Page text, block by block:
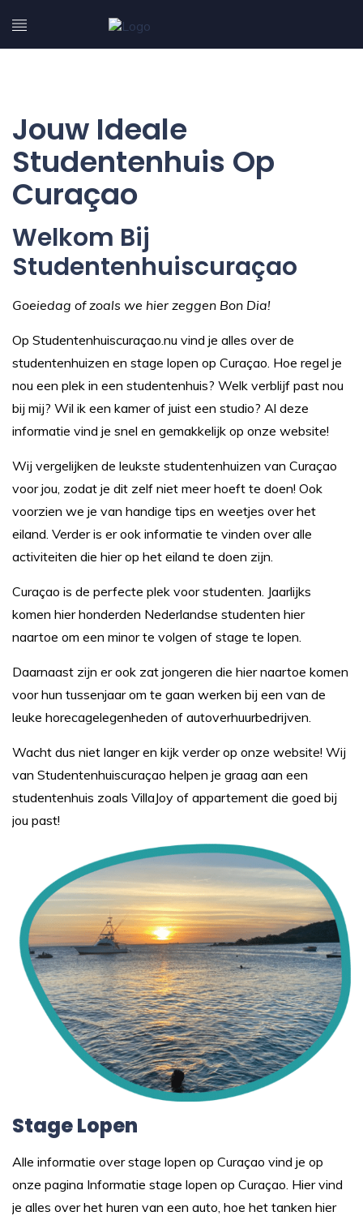
Jouw Ideale
Studentenhuis Op
Curaçao
Welkom Bij
Studentenhuiscuraçao
Goeiedag of zoals we hier zeggen Bon Dia!
Op Studentenhuiscuraçao.nu vind je alles over de
studentenhuizen en stage lopen op Curaçao. Hoe regel je
nou een plek in een studentenhuis? Welk verblijf past nou
bij mij? Wil ik een kamer of juist een studio? Al deze
informatie vind je snel en gemakkelijk op onze website!
Wij vergelijken de leukste studentenhuizen van Curaçao
voor jou, zodat je dit zelf niet meer hoeft te doen! Ook
voorzien we je van handige tips en weetjes over het
eiland. Verder is er ook informatie te vinden over alle
activiteiten die hier op het eiland te doen zijn.
Curaçao is de perfecte plek voor studenten. Jaarlijks
komen hier honderden Nederlandse studenten hier
naartoe om een minor te volgen of stage te lopen.
Daarnaast zijn er ook zat jongeren die hier naartoe komen
voor hun tussenjaar om te gaan werken bij een van de
leuke horecagelegenheden of autoverhuurbedrijven.
Wacht dus niet langer en kijk verder op onze website! Wij
van Studentenhuiscuraçao helpen je graag aan een
studentenhuis zoals VillaJoy of appartement die goed bij
jou past!
Stage Lopen
Alle informatie over stage lopen op Curaçao vind je op
onze pagina Informatie stage lopen op Curaçao. Hier vind
je alles over het huren van een auto, hoe het tanken hier